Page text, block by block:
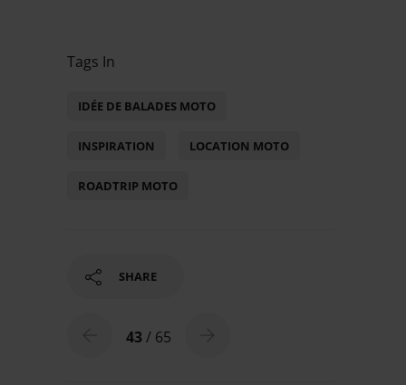
Tags In
IDÉE DE BALADES MOTO
INSPIRATION LOCATION MOTO
ROADTRIP MOTO
SHARE
43/ 65